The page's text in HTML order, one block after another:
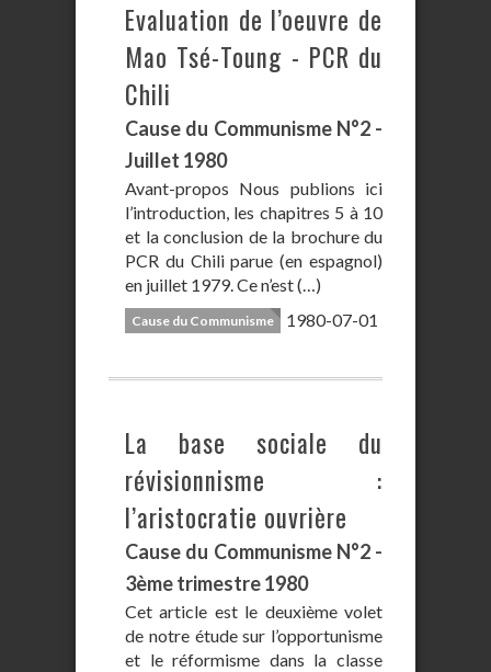
Evaluation de l’oeuvre de
Mao Tsé-Toung - PCR du
Chili
Cause du Communisme N°2 -
Juillet 1980
Avant-propos Nous publions ici
l’introduction, les chapitres 5 à 10
et la conclusion de la brochure du
PCR du Chili parue (en espagnol)
en juillet 1979. Ce n’est (…)
Cause du Communisme 1980-07-01
La base sociale du
révisionnisme :
l’aristocratie ouvrière
Cause du Communisme N°2 -
3ème trimestre 1980
Cet article est le deuxième volet
de notre étude sur l’opportunisme
et le réformisme dans la classe